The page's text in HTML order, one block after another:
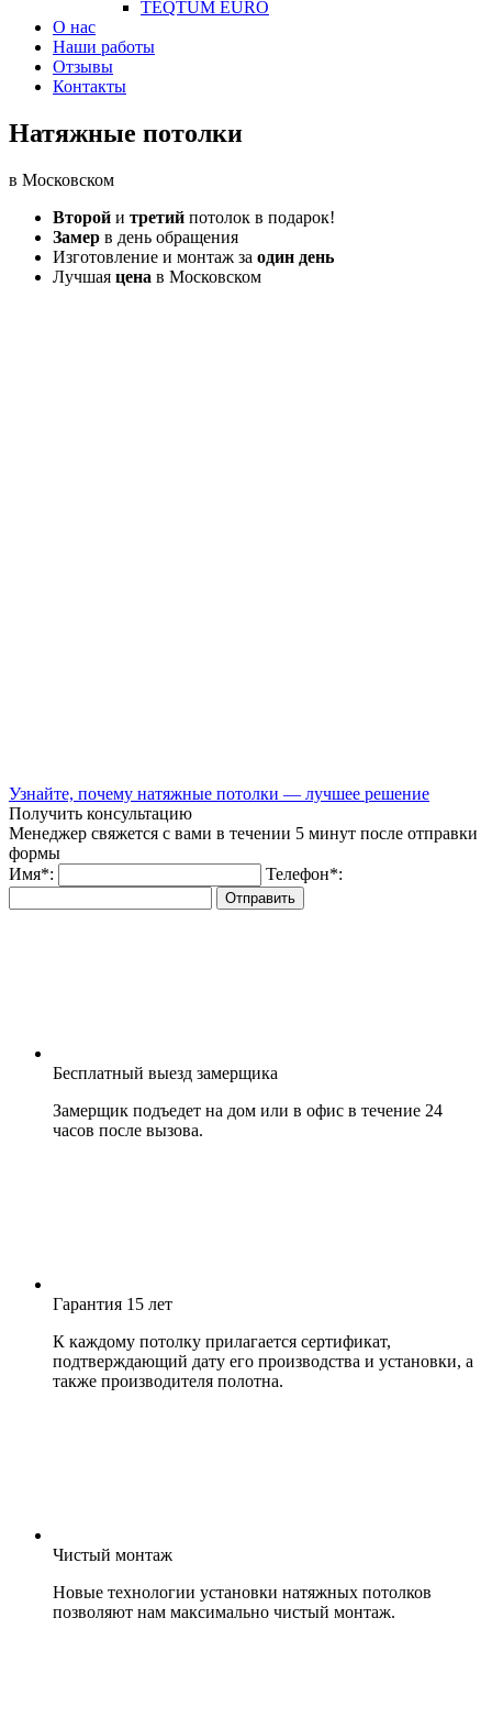
TEQTUM EURO
О нас
Наши работы
Отзывы
Контакты
Натяжные потолки
в Московском
Второй и третий потолок в подарок!
Замер в день обращения
Изготовление и монтаж за один день
Лучшая цена в Московском
Узнайте, почему натяжные потолки — лучшее решение
Получить консультацию
Менеджер свяжется с вами в течении 5 минут после отправки
формы
Имя*: Телефон*:
Отправить
Бесплатный выезд замерщика
Замерщик подъедет на дом или в офис в течение 24
часов после вызова.
Гарантия 15 лет
К каждому потолку прилагается сертификат,
подтверждающий дату его производства и установки, а
также производителя полотна.
Чистый монтаж
Новые технологии установки натяжных потолков
позволяют нам максимально чистый монтаж.